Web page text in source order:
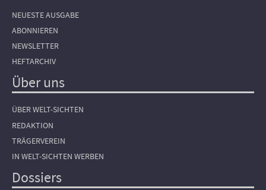
NEUESTE AUSGABE
ABONNIEREN
NEWSLETTER
HEFTARCHIV
Über uns
ÜBER WELT-SICHTEN
REDAKTION
TRÄGERVEREIN
IN WELT-SICHTEN WERBEN
Dossiers